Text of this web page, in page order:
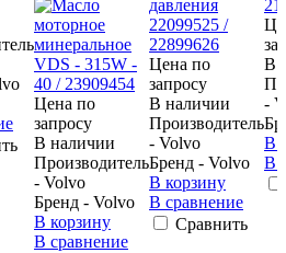
Цена по
запросу
В наличии
Производитель
- Volvo
Бренд - Volvo
В корзину
В сравнение
Цена по
запросу
В наличии
Производитель
- Volvo
Бренд - Volvo
В корзину
В сравнение
Сравнить
В
-
В
В